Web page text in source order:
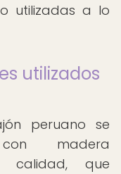
utilizadas a lo
utilizados
peruano se
madera
calidad, que